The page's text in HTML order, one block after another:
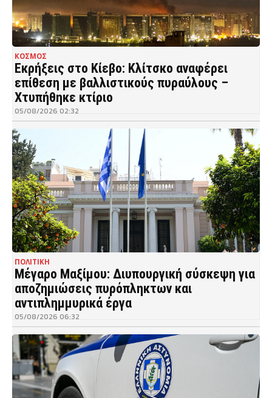
ΚΟΣΜΟΣ
Εκρήξεις στο Κίεβο: Κλίτσκο αναφέρει
επίθεση με βαλλιστικούς πυραύλους –
Χτυπήθηκε κτίριο
05/08/2026 02:32
ΠΟΛΙΤΙΚΗ
Μέγαρο Μαξίμου: Διυπουργική σύσκεψη για
αποζημιώσεις πυρόπληκτων και
αντιπλημμυρικά έργα
05/08/2026 06:32